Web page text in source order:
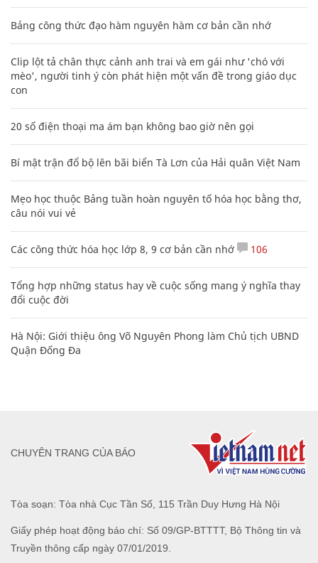
Bảng công thức đạo hàm nguyên hàm cơ bản cần nhớ
Clip lột tả chân thực cảnh anh trai và em gái như 'chó với
mèo', người tinh ý còn phát hiện một vấn đề trong giáo dục
con
20 số điện thoại ma ám bạn không bao giờ nên gọi
Bí mật trận đổ bộ lên bãi biển Tà Lơn của Hải quân Việt Nam
Mẹo học thuộc Bảng tuần hoàn nguyên tố hóa học bằng thơ,
câu nói vui vẻ
Các công thức hóa học lớp 8, 9 cơ bản cần nhớ 106
Tổng hợp những status hay về cuộc sống mang ý nghĩa thay
đổi cuộc đời
Hà Nội: Giới thiệu ông Võ Nguyên Phong làm Chủ tịch UBND
Quận Đống Đa
Tòa soạn: Tòa nhà Cục Tần Số, 115 Trần Duy Hưng Hà Nội
Giấy phép hoạt động báo chí: Số 09/GP-BTTTT, Bộ Thông tin và
Truyền thông cấp ngày 07/01/2019.
CHUYÊN TRANG CỦA BÁO